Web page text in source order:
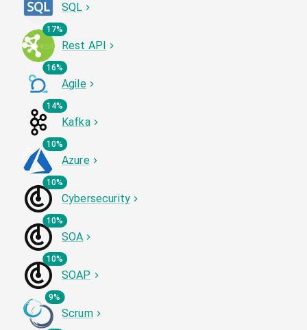
SQL
17%
Rest API
16%
Agile
14%
Kafka
10%
Azure
10%
Cybersecurity
10%
SOA
10%
SOAP
9%
Scrum